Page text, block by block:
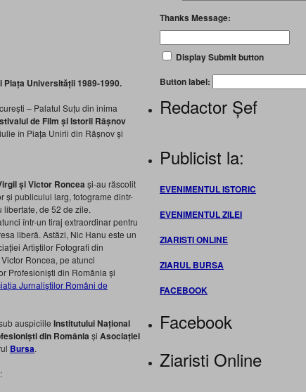
Piața Universității 1989-1990.
– Palatul Suțu din inima
de Film și Istorii Râșnov
în Piața Unirii din Râșnov și
și Victor Roncea și-au răscolit
și publicului larg, fotograme dintr-
de 52 de zile.
într-un tiraj extraordinar pentru
liberă. Astăzi, Nic Hanu este un
Artiștilor Fotografi din
Roncea, pe atunci
Profesioniști din România și
Jurnaliștilor Români de
auspiciile Institutului Național
din România și Asociației
Bursa.
Thanks Message:
Display Submit button
Button label:
Redactor Șef
Publicist la:
EVENIMENTUL ISTORIC
EVENIMENTUL ZILEI
ZIARISTI ONLINE
ZIARUL BURSA
FACEBOOK
Facebook
Ziaristi Online